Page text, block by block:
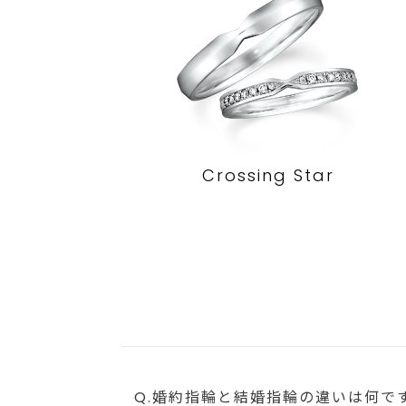
Crossing Star
Q.婚約指輪と結婚指輪の違いは何で